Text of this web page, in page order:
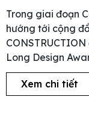
Trong giai đoạn
hướng tới cộng
Long Design
Xem chi tiết